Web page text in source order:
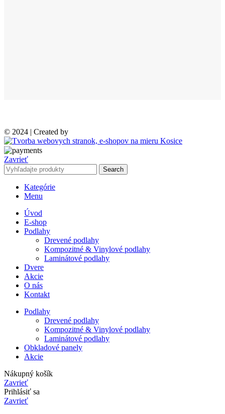
© 2024 | Created by
Zavrieť
Search
Kategórie
Menu
Úvod
E-shop
Podlahy
Drevené podlahy
Kompozitné & Vinylové podlahy
Laminátové podlahy
Dvere
Akcie
O nás
Kontakt
Podlahy
Drevené podlahy
Kompozitné & Vinylové podlahy
Laminátové podlahy
Obkladové panely
Akcie
Nákupný košík
Zavrieť
Prihlásiť sa
Zavrieť